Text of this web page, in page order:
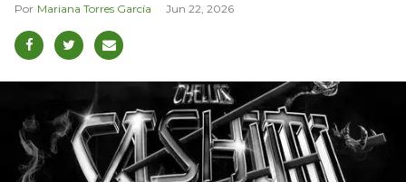
Mariana Torres García Jun 22, 2026